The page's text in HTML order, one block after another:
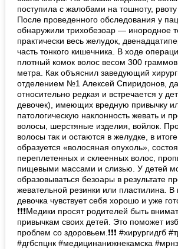
поступила с жалобами на тошноту,
После проведенного обследования у
обнаружили трихобезоар — инородное
практически весь желудок,
часть тонкого кишечника. В ходе
плотный комок волос весом 300
метра. Как объяснил заведующий
отделением №1 Алексей Спиридонов,
относительно редкая и встречается у
девочек), имеющих вредную привычку
патологическую наклонность жевать и
волосы, шерстяные изделия, войлок.
волосы так и остаются в желудке, в
образуется «волосяная опухоль»,
переплетенных и склеенных волос,
пищевыми массами и слизью. У детей
образовываться безоары в результате
жевательной резинки или пластилина.
девочка чувствует себя хорошо и уже
❗❗❗Медики просят родителей быть
привычкам своих детей. Это поможет
проблем со здоровьем.❗❗❗ #хирургидгб
#дгбспцнк #медицинанижнекамска